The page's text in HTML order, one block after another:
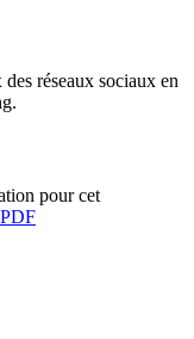
réseaux sociaux en
pour cet